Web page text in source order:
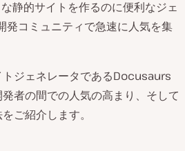
静的サイトを作るのに便利なジェ
発コミュニティで急速に人気を集
トジェネレータであるDocusaurs
者の間での人気の高まり、そして
ご紹介します。